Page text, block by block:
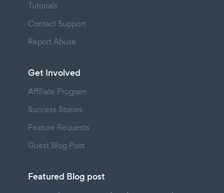
Tutorials
Contact Support
Report Abuse
Get Involved
Affiliate Program
Success Stories
Feature Requests
Guest Blog Post
Featured Blog post